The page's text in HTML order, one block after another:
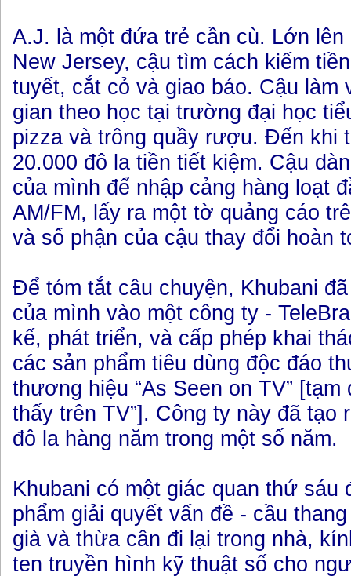
A.J. là một đứa trẻ cần cù. Lớn
New Jersey, cậu tìm cách kiếm
tuyết, cắt cỏ và giao báo. Cậu làm
gian theo học tại trường đại học
pizza và trông quầy rượu. Đến khi
20.000 đô la tiền tiết kiệm. Cậu
của mình để nhập cảng hàng loạt
AM/FM, lấy ra một tờ quảng cáo
và số phận của cậu thay đổi hoàn
Để tóm tắt câu chuyện, Khubani
của mình vào một công ty -
kế, phát triển, và cấp phép khai
các sản phẩm tiêu dùng độc đáo
thương hiệu “As Seen on TV”
thấy trên TV”]. Công ty này đã tạo
đô la hàng năm trong một số năm.
Khubani có một giác quan thứ sáu
phẩm giải quyết vấn đề - cầu
già và thừa cân đi lại trong nhà,
ten truyền hình kỹ thuật số cho